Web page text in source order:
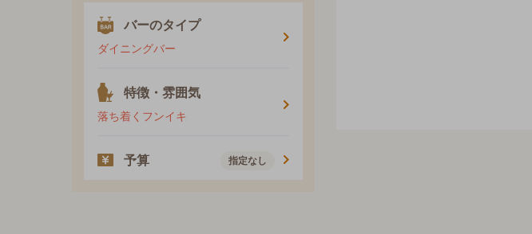
バーのタイプ
ダイニングバー
特徴・雰囲気
落ち着くフンイキ
予算 指定なし